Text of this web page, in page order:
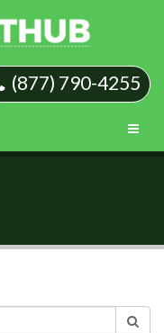
(877) 790-4255